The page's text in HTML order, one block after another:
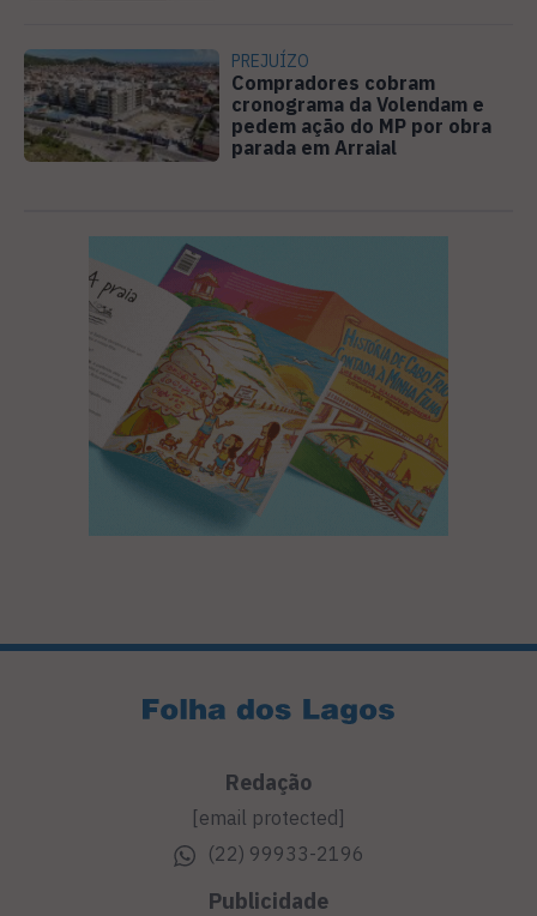
PREJUÍZO
Compradores cobram
cronograma da Volendam e
pedem ação do MP por obra
parada em Arraial
Redação
[email protected]
(22) 99933-2196
Publicidade